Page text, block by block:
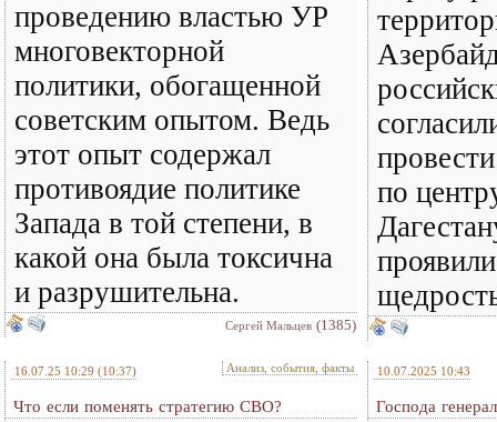
проведению властью УР
многовекторной
политики, обогащенной
советским опытом. Ведь
этот опыт содержал
противоядие политике
Запада в той степени, в
какой она была токсична
и разрушительна.
Сергей Мальцев (1385)
по
16.07.25 10:29 (10:37) Анализ, события, факты
Что если поменять стратегию СВО?
10.07.2025 10:43
Господа